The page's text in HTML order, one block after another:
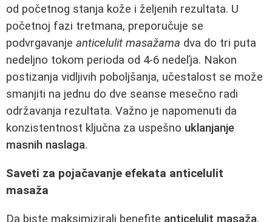
od početnog stanja kože i željenih rezultata. U
početnoj fazi tretmana, preporučuje se
podvrgavanje anticelulit masažama dva do tri puta
nedeljno tokom perioda od 4-6 nedeľja. Nakon
postizanja vidljivih poboljšanja, učestalost se može
smanjiti na jednu do dve seanse mesečno radi
održavanja rezultata. Važno je napomenuti da
konzistentnost ključna za uspešno uklanjanje
masnih naslaga.
Saveti za pojačavanje efekata anticelulit
masaža
Da biste maksimizirali benefite anticelulit masaža,